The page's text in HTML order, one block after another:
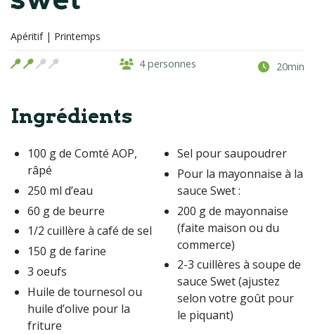
Apéritif | Printemps
4 personnes 20min
Ingrédients
100 g de Comté AOP,
râpé
250 ml d’eau
60 g de beurre
1/2 cuillère à café de sel
150 g de farine
3 oeufs
Huile de tournesol ou
huile d’olive pour la
friture
Sel pour saupoudrer
Pour la mayonnaise à la
sauce Swet :
200 g de mayonnaise
(faite maison ou du
commerce)
2-3 cuillères à soupe de
sauce Swet (ajustez
selon votre goût pour
le piquant)